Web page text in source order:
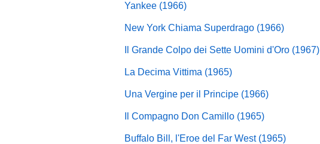
Yankee (1966)
New York Chiama Superdrago (1966)
Il Grande Colpo dei Sette Uomini d'Oro (1967)
La Decima Vittima (1965)
Una Vergine per il Principe (1966)
Il Compagno Don Camillo (1965)
Buffalo Bill, l'Eroe del Far West (1965)